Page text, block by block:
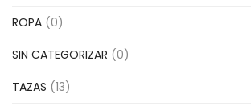
ROPA (0)
SIN CATEGORIZAR (0)
TAZAS (13)